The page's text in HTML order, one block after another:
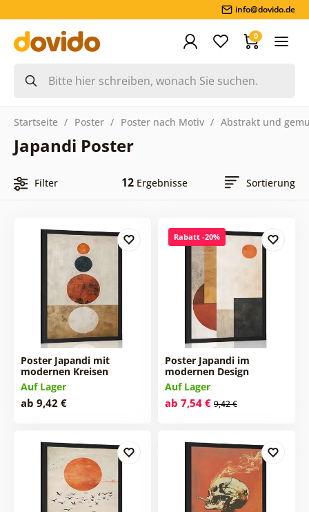
info@dovido.de
0
Startseite Poster Poster nach Motiv Abstrakt und
Japandi Poster
Filter 12 Ergebnisse Sortierung
Poster Japandi mit
modernen Kreisen
Auf Lager
ab 9,42 €
Rabatt -20%
Poster Japandi im
modernen Design
Auf Lager
ab 7,54 € 9,42 €